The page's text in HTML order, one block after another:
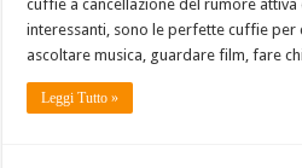
cuffie a cancellazione del rumore
interessanti, sono le perfette cuffie per
ascoltare musica, guardare film, fare
Leggi Tutto »